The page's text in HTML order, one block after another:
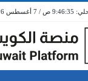
9:46:35 ص / 7 أغسطس 2026